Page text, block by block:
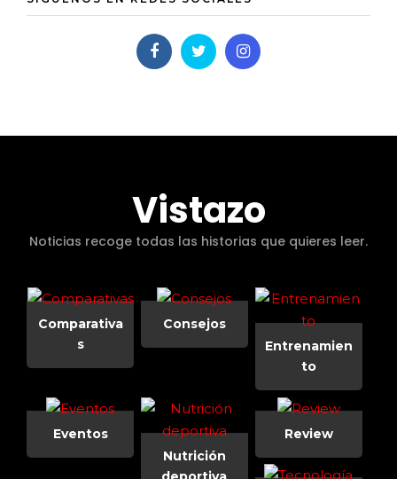
Vistazo
Noticias recoge todas las historias que quieres leer.
Comparativa
s
Consejos
Entrenamien
to
Eventos
Nutrición
Review